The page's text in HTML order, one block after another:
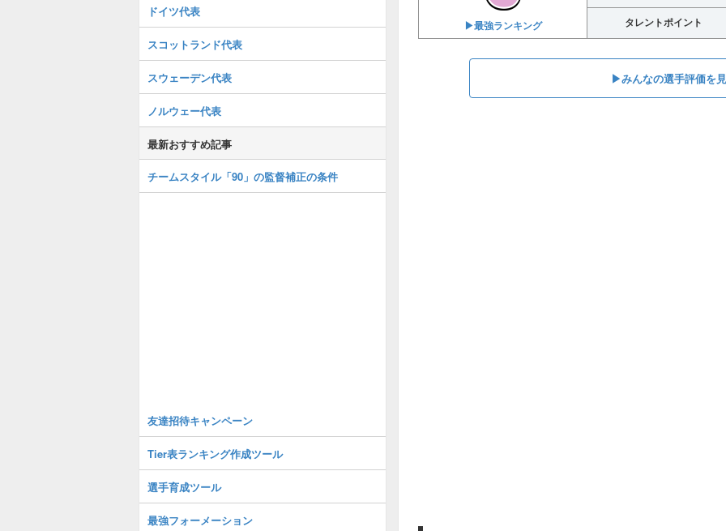
▶︎最強ランキング タレントポイント
▶︎みんなの選手評価を
ドイツ代表
スコットランド代表
スウェーデン代表
ノルウェー代表
最新おすすめ記事
チームスタイル「90」の監督補正の条件
友達招待キャンペーン
Tier表ランキング作成ツール
選手育成ツール
最強フォーメーション